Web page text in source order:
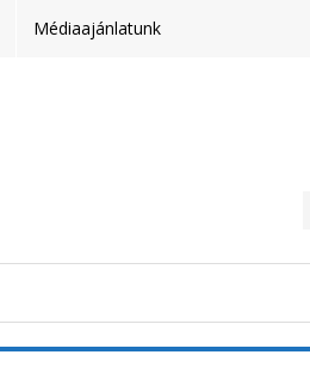
Médiaajánlatunk